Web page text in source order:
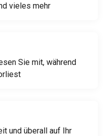
vieles mehr
Sie mit, während
und überall auf Ihr